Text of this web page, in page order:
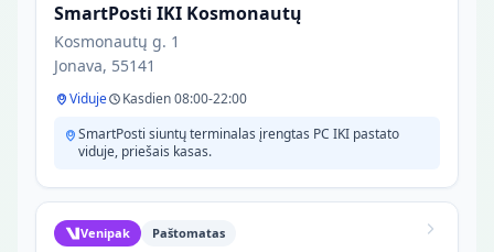
SmartPosti IKI Kosmonautų
Kosmonautų g. 1
Jonava, 55141
Viduje
Kasdien 08:00-22:00
SmartPosti siuntų terminalas įrengtas PC IKI pastato
viduje, priešais kasas.
Venipak Paštomatas